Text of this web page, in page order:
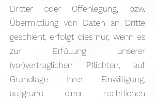
Dritter oder Offenlegung, bzw.
Übermittlung von Daten an Dritte
geschieht, erfolgt dies nur, wenn es
zur Erfüllung unserer
(vor)vertraglichen Pflichten, auf
Grundlage Ihrer Einwilligung,
aufgrund einer rechtlichen